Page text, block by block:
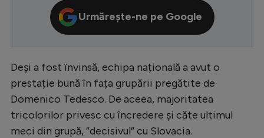
Premier League
Bundesliga
Ligue 1
Campionate
Urmărește-ne pe Google
Deși a fost învinsă, echipa națională a avut o
prestație bună în fața grupării pregătite de
Domenico Tedesco. De aceea, majoritatea
tricolorilor privesc cu încredere și căte ultimul
meci din grupă, ”decisivul” cu Slovacia.